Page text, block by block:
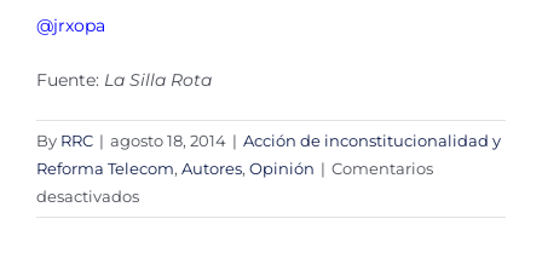
@jrxopa
Fuente: La Silla Rota
By RRC | agosto 18, 2014 | Acción de inconstitucionalidad y
Reforma Telecom, Autores, Opinión | Comentarios
desactivadosen
El